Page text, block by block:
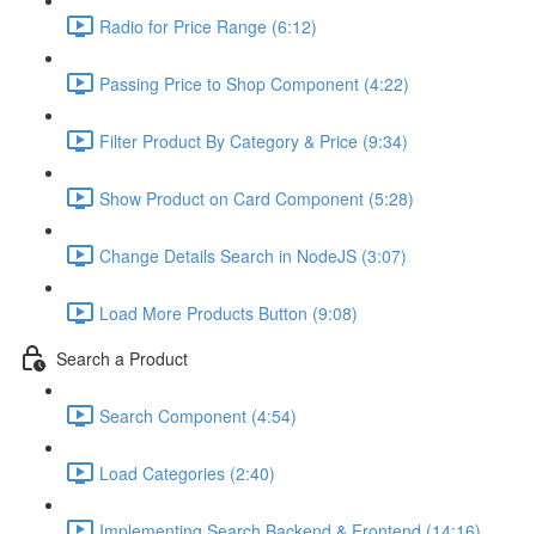
Radio for Price Range (6:12)
Passing Price to Shop Component (4:22)
Filter Product By Category & Price (9:34)
Show Product on Card Component (5:28)
Change Details Search in NodeJS (3:07)
Load More Products Button (9:08)
Search a Product
Search Component (4:54)
Load Categories (2:40)